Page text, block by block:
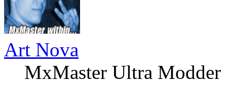
Art Nova
MxMaster Ultra Modder